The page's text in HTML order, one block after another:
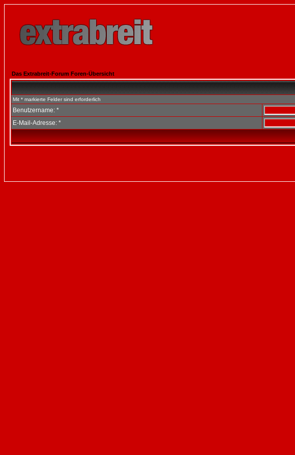
Das Extrabreit-Forum Foren-Übersicht
Mit * markierte Felder sind erforderlich
Benutzername: *
E-Mail-Adresse: *